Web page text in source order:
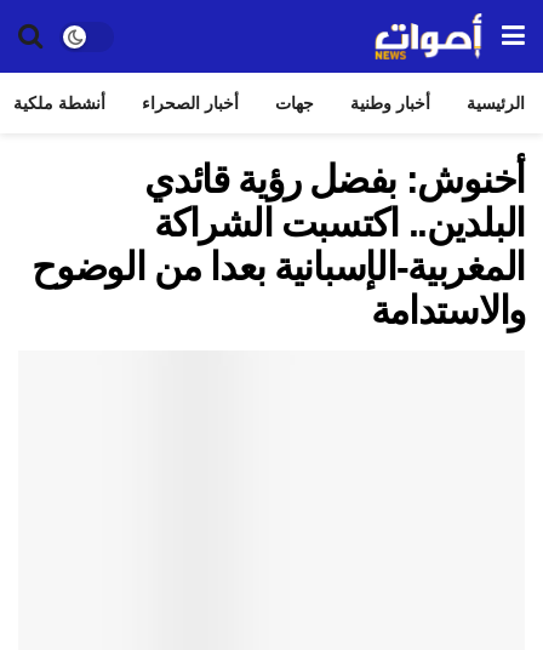
الرئيسية أخبار وطنية جهات أخبار الصحراء أنشطة ملكية
أخنوش: بفضل رؤية قائدي
البلدين.. اكتسبت الشراكة
المغربية-الإسبانية بعدا من الوضوح
والاستدامة